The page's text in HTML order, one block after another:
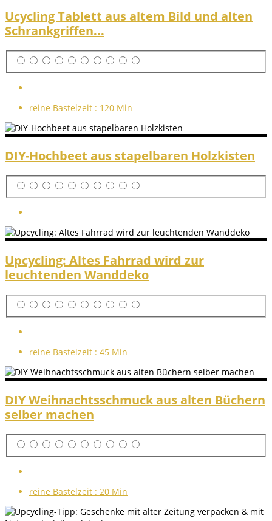
Ucycling Tablett aus altem Bild und alten
Schrankgriffen...
reine Bastelzeit : 120 Min
DIY-Hochbeet aus stapelbaren Holzkisten
Upcycling: Altes Fahrrad wird zur
leuchtenden Wanddeko
reine Bastelzeit : 45 Min
DIY Weihnachtsschmuck aus alten Büchern
selber machen
reine Bastelzeit : 20 Min